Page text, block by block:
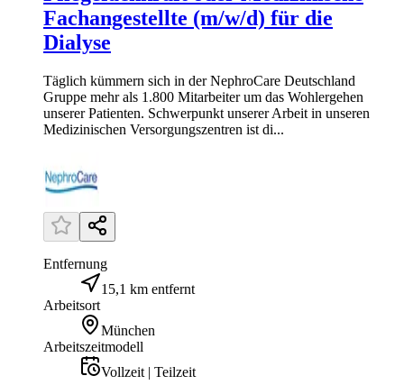
Fachangestellte (m/w/d) für die
Dialyse
Täglich kümmern sich in der NephroCare Deutschland
Gruppe mehr als 1.800 Mitarbeiter um das Wohlergehen
unserer Patienten. Schwerpunkt unserer Arbeit in unseren
Medizinischen Versorgungszentren ist di...
Entfernung
15,1 km entfernt
Arbeitsort
München
Arbeitszeitmodell
Vollzeit | Teilzeit